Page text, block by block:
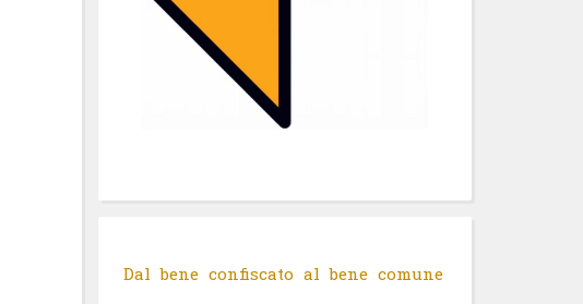
Dal bene confiscato al bene comune